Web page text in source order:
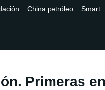
China petróleo Smart
Primeras